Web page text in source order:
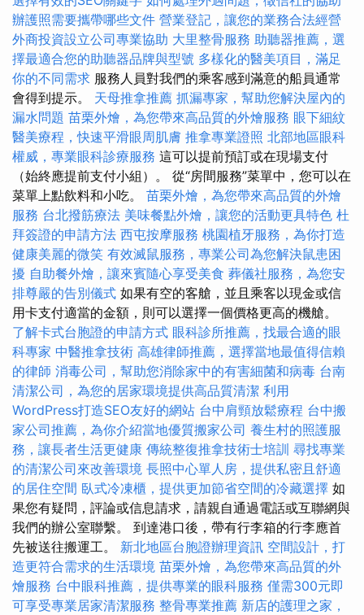
辦護照需要攜帶哪些文件 營業登記，讓您的業務合法經營
外商投資設立公司專業協助 大里整骨服務 助聽器推薦，選
擇最適合您的助聽器品牌與型號 多樣化的醫美項目，滿足
你的不同需求 服務人員對我們的乘客感到滿意的船員通常
會得到提示。 天母推拿推薦 抓漏專家，幫助您解決屋內的
漏水問題 苗栗外燴，為您帶來高品質的外燴服務 眼下細紋
醫美療程，快速平滑眼周肌膚 推拿專業證照 北部地區眼科
權威，專業眼科診療服務 這可以提前預訂或在現場支付
（始終應提前支付小組）。 從“房間服務”菜單中，您可以在
菜單上點飲料和小吃。 苗栗外燴，為您帶來高品質的外燴
服務 台北撥筋療法 美味餐點外燴，讓您的活動更具特色 杜
拜簽證的申請方法 西屯按摩服務 桃園植牙服務，為你打造
健康美麗的微笑 有效滅鼠服務，專業公司為您解決鼠患困
擾 自助餐外燴，讓來賓隨心享受美食 葬儀社服務，為您安
排尊嚴的告別儀式 如果有空的客艙，並且乘客以現金或信
用卡支付適當的金額，則可以選擇一個價格更高的機艙。
了解卡式台胞證的申請方式 眼科診所推薦，找最合適的眼
科專家 中醫推拿技術 高雄律師推薦，選擇當地最值得信賴
的律師 消毒公司，幫助您消除家中的有害細菌和病毒 台南
清潔公司，為您的居家環境提供高品質清潔 利用
WordPress打造SEO友好的網站 台中肩頸放鬆療程 台中搬
家公司推薦，為你介紹當地優質搬家公司 養生村的照護服
務，讓長者生活更健康 傳統整復推拿技術士培訓 尋找專業
的清潔公司來改善環境 長照中心單人房，提供私密且舒適
的居住空間 臥式冷凍櫃，提供更加節省空間的冷藏選擇 如
果您有疑問，評論或信息請求，請親自通過電話或互聯網與
我們的辦公室聯繫。 到達港口後，帶有行李箱的行李應首
先被送往搬運工。 新北地區台胞證辦理資訊 空間設計，打
造更符合需求的生活環境 苗栗外燴，為您帶來高品質的外
燴服務 台中眼科推薦，提供專業的眼科服務 僅需300元即
可享受專業居家清潔服務 整骨專業推薦 新店的護理之家，